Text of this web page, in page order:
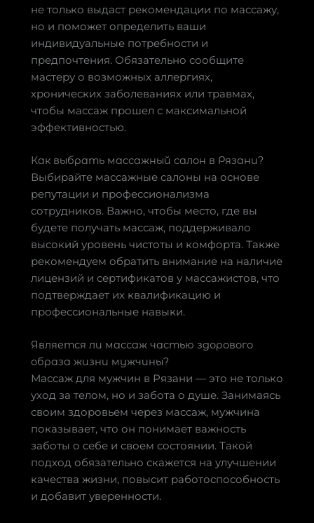
не только выдаст рекомендации по массажу,
но и поможет определить ваши
индивидуальные потребности и
предпочтения. Обязательно сообщите
мастеру о возможных аллергиях,
хронических заболеваниях или травмах,
чтобы массаж прошел с максимальной
эффективностью.
Как выбрать массажный салон в Рязани?
Выбирайте массажные салоны на основе
репутации и профессионализма
сотрудников. Важно, чтобы место, где вы
будете получать массаж, поддерживало
высокий уровень чистоты и комфорта. Также
рекомендуем обратить внимание на наличие
лицензий и сертификатов у массажистов, что
подтверждает их квалификацию и
профессиональные навыки.
Является ли массаж частью здорового
образа жизни мужчины?
Массаж для мужчин в Рязани — это не только
уход за телом, но и забота о душе. Занимаясь
своим здоровьем через массаж, мужчина
показывает, что он понимает важность
заботы о себе и своем состоянии. Такой
подход обязательно скажется на улучшении
качества жизни, повысит работоспособность
и добавит уверенности.